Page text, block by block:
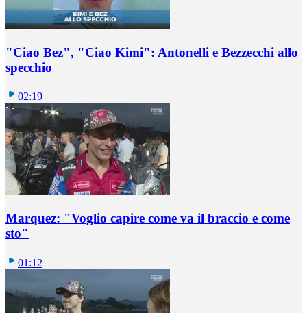
"Ciao Bez", "Ciao Kimi": Antonelli e Bezzecchi allo
specchio
02:19
Marquez: "Voglio capire come va il braccio e come
sto"
01:12